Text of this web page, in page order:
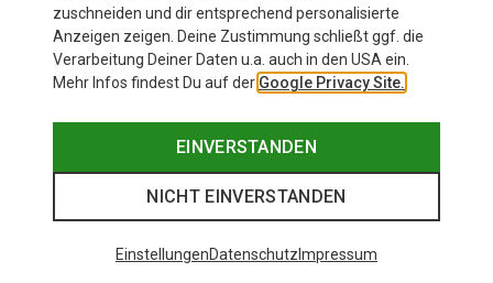
zuschneiden und dir entsprechend personalisierte
Anzeigen zeigen. Deine Zustimmung schließt ggf. die
Verarbeitung Deiner Daten u.a. auch in den USA ein.
Mehr Infos findest Du auf der Google Privacy Site.
EINVERSTANDEN
NICHT EINVERSTANDEN
EinstellungenDatenschutz Impressum